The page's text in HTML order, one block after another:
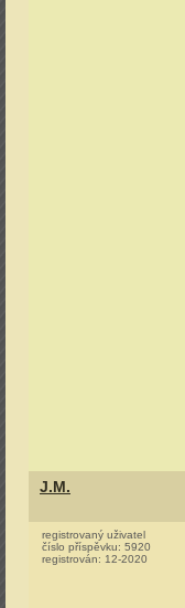
J.M.
registrovaný uživatel
číslo příspěvku: 5920
registrován: 12-2020